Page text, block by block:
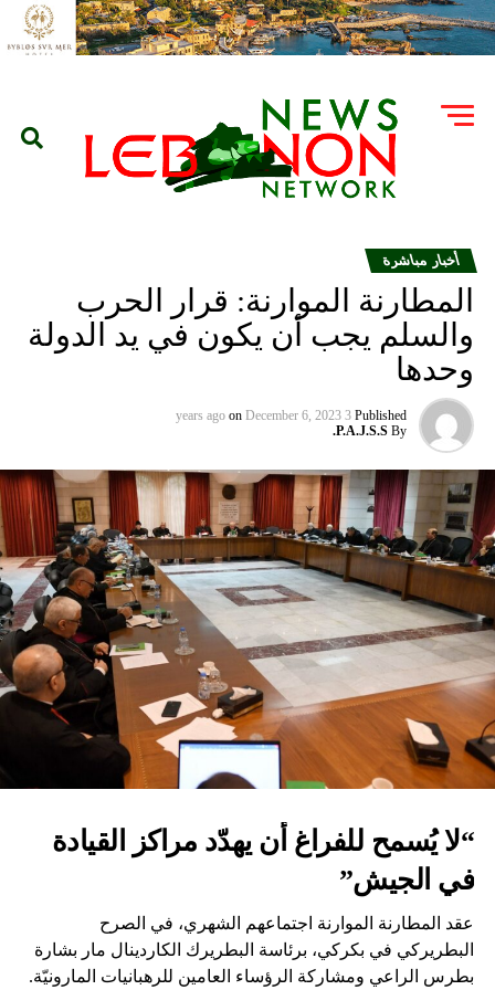
أخبار مباشرة
المطارنة الموارنة: قرار الحرب
والسلم يجب أن يكون في يد الدولة
وحدها
Published
3 years ago
on December 6, 2023
By
P.A.J.S.S.
“لا يُسمح للفراغ أن يهدّد مراكز القيادة
في الجيش”
عقد المطارنة الموارنة اجتماعهم الشهري، في الصرح
البطريركي في بكركي، برئاسة البطريرك الكاردينال مار بشارة
بطرس الراعي ومشاركة الرؤساء العامين للرهبانيات المارونيّة.